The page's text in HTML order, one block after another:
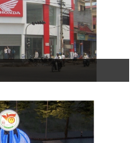
nổi đẹp và ấn tượng sau đây sẽ